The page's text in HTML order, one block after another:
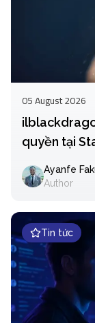
05 August 2026
quyền tại
Ayanfe
Author
Tin tức